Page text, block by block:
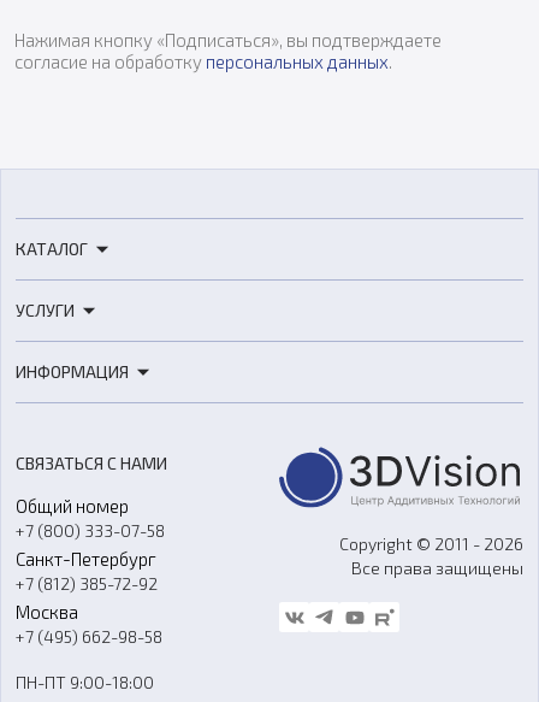
Нажимая кнопку «Подписаться», вы подтверждаете
согласие на обработку персональных данных.
КАТАЛОГ
3D-сканеры
Расходные материалы
Оборудование и материалы для вакуумного литья
Аксессуары и прочее оборудование
Программное обеспечение
УСЛУГИ
3D-моделирование
Ремонт и услуги
ИНФОРМАЦИЯ
О компании
Контакты
Гос. закупки
Стать дилером
Блог
СВЯЗАТЬСЯ С НАМИ
Общий номер
+7 (800) 333-07-58
Санкт-Петербург
+7 (812) 385-72-92
Москва
+7 (495) 662-98-58
ПН-ПТ 9:00-18:00
Copyright © 2011 - 2026
Все права защищены